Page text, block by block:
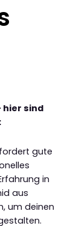
hier sind
gute
in
aus
um deinen